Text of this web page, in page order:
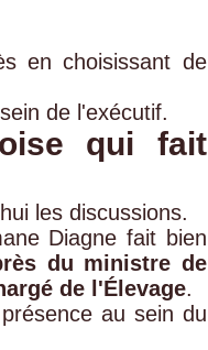
en choisissant de
de l'exécutif.
qui fait
les discussions.
Diagne fait bien
du ministre de
de l'Élevage.
au sein du